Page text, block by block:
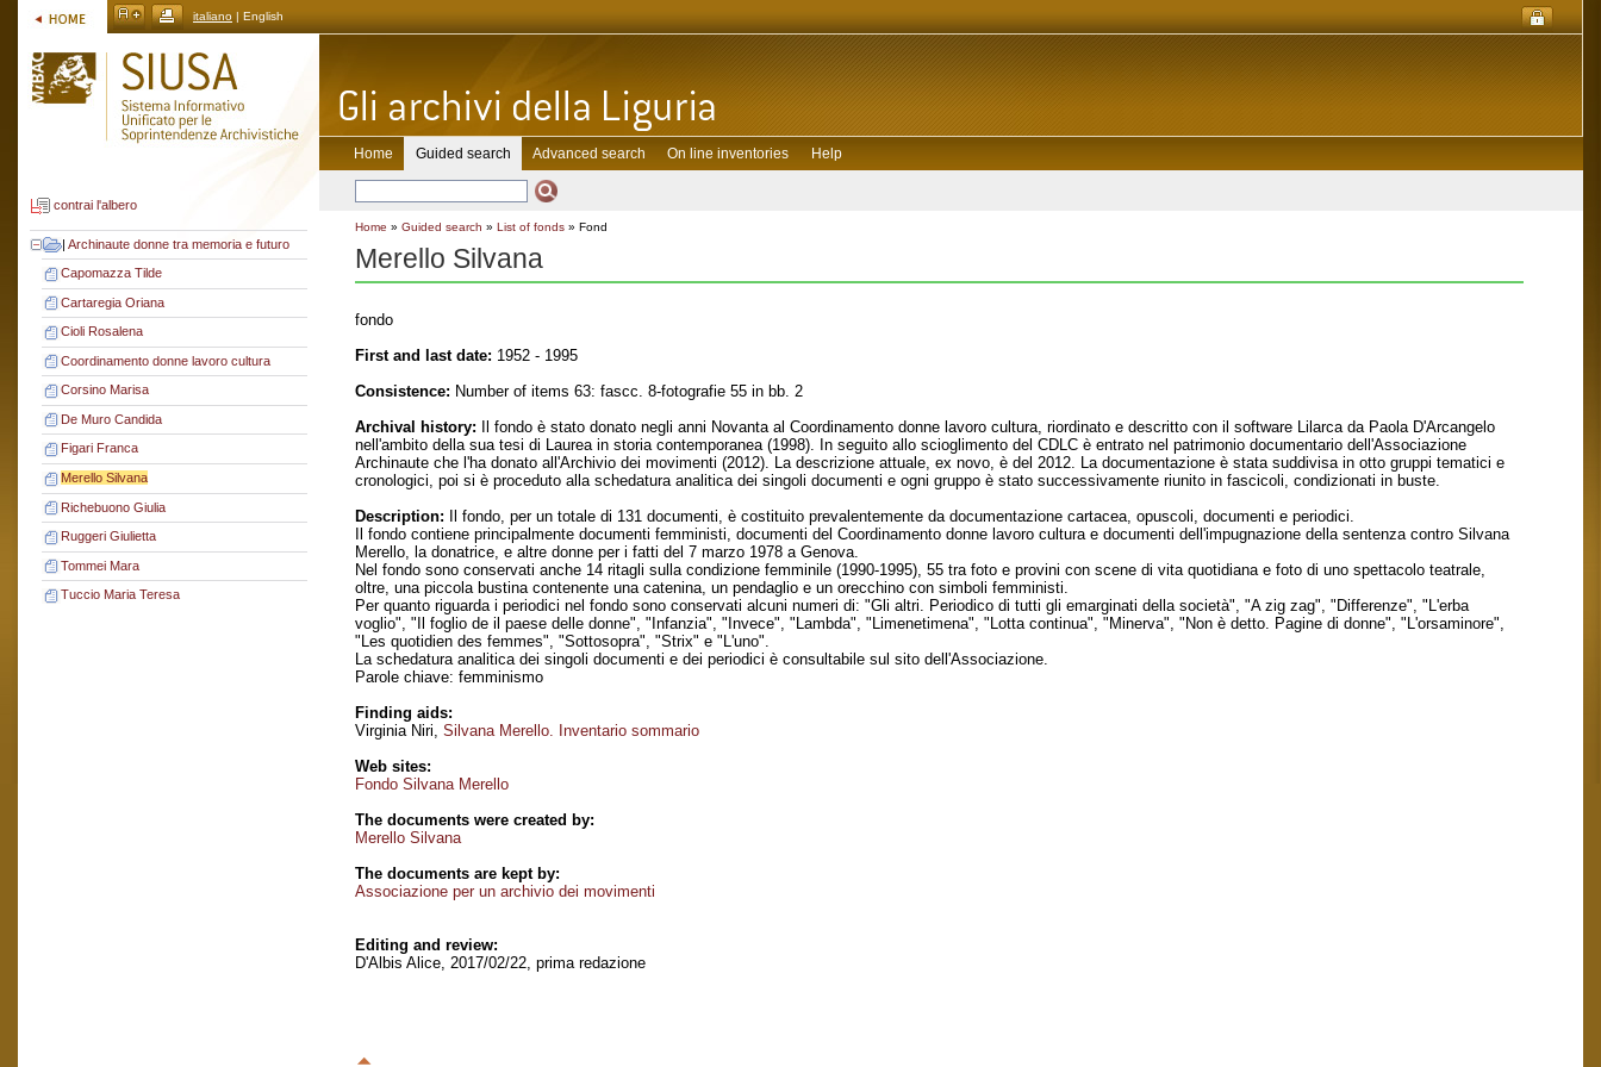
italiano | English
contrai l'albero
| Archinaute donne tra memoria e futuro
Capomazza Tilde
Cartaregia Oriana
Cioli Rosalena
Coordinamento donne lavoro cultura
Corsino Marisa
De Muro Candida
Figari Franca
Merello Silvana
Richebuono Giulia
Ruggeri Giulietta
Tommei Mara
Tuccio Maria Teresa
Home Guided search Advanced search On line inventories Help
Home » Guided search » List of fonds » Fond
Merello Silvana
fondo
First and last date: 1952 - 1995
Consistence: Number of items 63: fascc. 8-fotografie 55 in bb. 2
Archival history: Il fondo è stato donato negli anni Novanta al Coordinamento donne lavoro cultura, riordinato e descritto con il software Lilarca da Paola D'Arcangelo
nell'ambito della sua tesi di Laurea in storia contemporanea (1998). In seguito allo scioglimento del CDLC è entrato nel patrimonio documentario dell'Associazione
Archinaute che l'ha donato all'Archivio dei movimenti (2012). La descrizione attuale, ex novo, è del 2012. La documentazione è stata suddivisa in otto gruppi tematici e
cronologici, poi si è proceduto alla schedatura analitica dei singoli documenti e ogni gruppo è stato successivamente riunito in fascicoli, condizionati in buste.
Description: Il fondo, per un totale di 131 documenti, è costituito prevalentemente da documentazione cartacea, opuscoli, documenti e periodici.
Il fondo contiene principalmente documenti femministi, documenti del Coordinamento donne lavoro cultura e documenti dell'impugnazione della sentenza contro Silvana
Merello, la donatrice, e altre donne per i fatti del 7 marzo 1978 a Genova.
Nel fondo sono conservati anche 14 ritagli sulla condizione femminile (1990-1995), 55 tra foto e provini con scene di vita quotidiana e foto di uno spettacolo teatrale,
oltre, una piccola bustina contenente una catenina, un pendaglio e un orecchino con simboli femministi.
Per quanto riguarda i periodici nel fondo sono conservati alcuni numeri di: "Gli altri. Periodico di tutti gli emarginati della società", "A zig zag", "Differenze", "L'erba
voglio", "Il foglio de il paese delle donne", "Infanzia", "Invece", "Lambda", "Limenetimena", "Lotta continua", "Minerva", "Non è detto. Pagine di donne", "L'orsaminore",
"Les quotidien des femmes", "Sottosopra", "Strix" e "L'uno".
La schedatura analitica dei singoli documenti e dei periodici è consultabile sul sito dell'Associazione.
Parole chiave: femminismo
Finding aids:
Virginia Niri, Silvana Merello. Inventario sommario
Web sites:
Fondo Silvana Merello
The documents were created by:
Merello Silvana
The documents are kept by:
Associazione per un archivio dei movimenti
Editing and review:
D'Albis Alice, 2017/02/22, prima redazione